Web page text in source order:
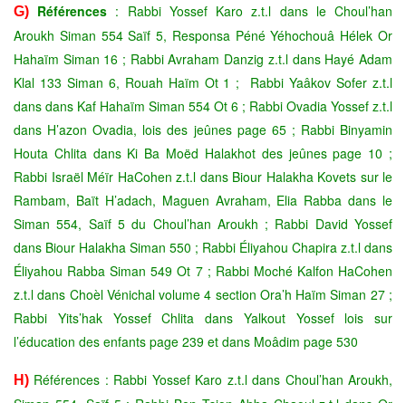
G) Références : Rabbi Yossef Karo z.t.l dans le Choul’han
Aroukh Siman 554 Saïf 5, Responsa Péné Yéhochouâ Hélek Or
Hahaïm Siman 16 ; Rabbi Avraham Danzig z.t.l dans Hayé Adam
Klal 133 Siman 6, Rouah Haïm Ot 1 ; Rabbi Yaâkov Sofer z.t.l
dans dans Kaf Hahaïm Siman 554 Ot 6 ; Rabbi Ovadia Yossef z.t.l
dans H’azon Ovadia, lois des jeûnes page 65 ; Rabbi Binyamin
Houta Chlita dans Ki Ba Moëd Halakhot des jeûnes page 10 ;
Rabbi Israël Méïr HaCohen z.t.l dans Biour Halakha Kovets sur le
Rambam, Baït H’adach, Maguen Avraham, Elia Rabba dans le
Siman 554, Saïf 5 du Choul’han Aroukh ; Rabbi David Yossef
dans Biour Halakha Siman 550 ; Rabbi Éliyahou Chapira z.t.l dans
Éliyahou Rabba Siman 549 Ot 7 ; Rabbi Moché Kalfon HaCohen
z.t.l dans Choèl Vénichal volume 4 section Ora’h Haïm Siman 27 ;
Rabbi Yits’hak Yossef Chlita dans Yalkout Yossef lois sur
l’éducation des enfants page 239 et dans Moâdim page 530
H) Références : Rabbi Yossef Karo z.t.l dans Choul’han Aroukh,